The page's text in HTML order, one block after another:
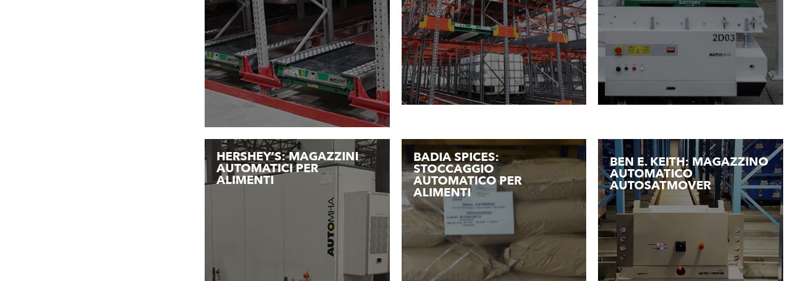
HERSHEY’S: MAGAZZINI
AUTOMATICI PER
ALIMENTI
BADIA SPICES:
STOCCAGGIO
AUTOMATICO PER
ALIMENTI
BEN E. KEITH: MAGAZZINO
AUTOMATICO
AUTOSATMOVER